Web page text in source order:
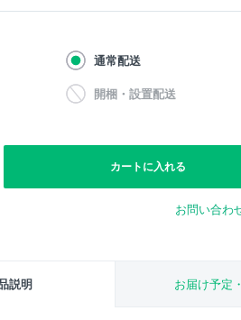
通常配送
開梱・設置配送
カートに入れる
お問い合わ
説明 お届け予定